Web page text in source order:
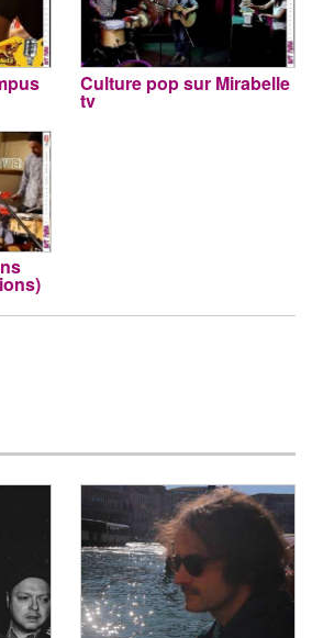
Culture pop sur Mirabelle
tv